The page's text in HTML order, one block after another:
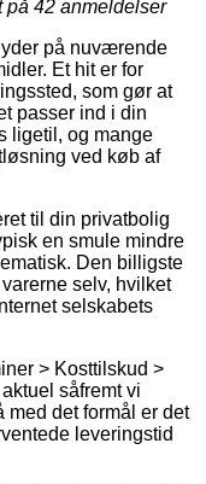
på 42 anmeldelser
på nuværende
Et hit er for
som gør at
passer ind i din
ligetil, og mange
ved køb af
til din privatbolig
en smule mindre
Den billigste
selv, hvilket
selskabets
> Kosttilskud >
såfremt vi
med det formål er det
leveringstid